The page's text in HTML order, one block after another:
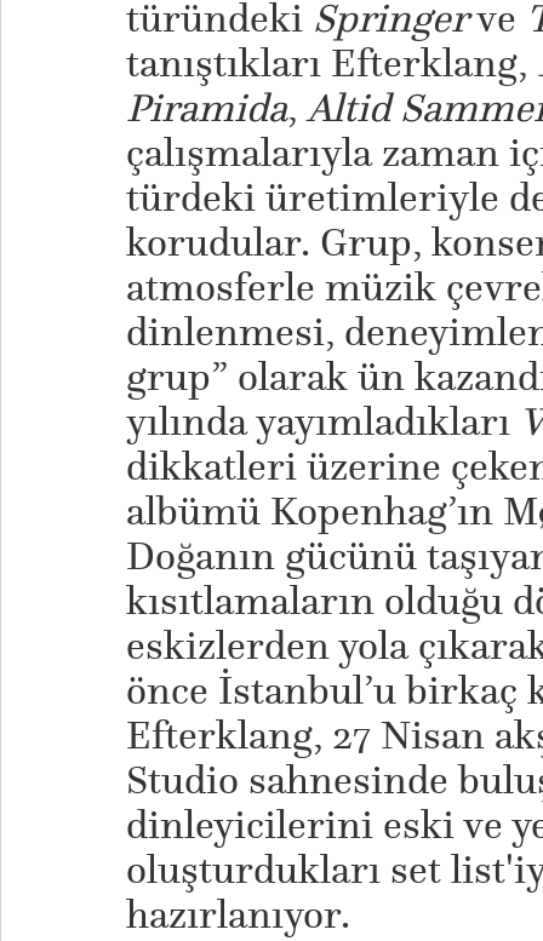
türündeki Springerve
tanıştıkları Efterklang,
Piramida,Altid
çalışmalarıyla zaman
türdeki üretimleriyle
korudular. Grup,
atmosferle müzik
dinlenmesi,
grup” olarak ün
yılında yayımladıkları
dikkatleri üzerine
albümü Kopenhag’ın
Doğanın gücünü
kısıtlamaların olduğu
eskizlerden yola
önce İstanbul’u birkaç
Efterklang, 27 Nisan
Studio sahnesinde
dinleyicilerini eski ve
oluşturdukları set
hazırlanıyor.